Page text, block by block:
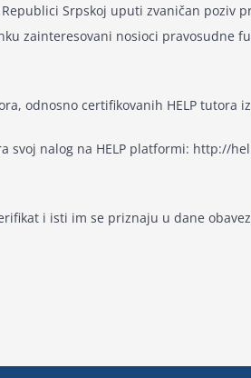
Srpskoj uputi zvaničan poziv
zainteresovani nosioci
odnosno certifikovanih HELP tutora
svoj nalog na HELP platformi: http://
i isti im se priznaju u dane